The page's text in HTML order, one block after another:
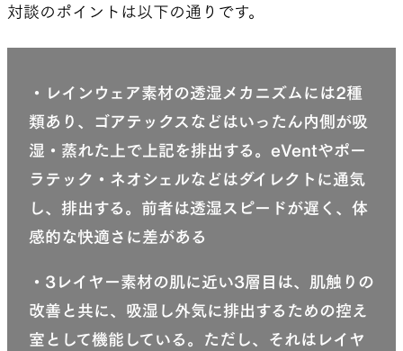
対談のポイントは以下の通りです。
・レインウェア素材の透湿メカニズムには2種
類あり、ゴアテックスなどはいったん内側が吸
湿・蒸れた上で上記を排出する。eVentやポー
ラテック・ネオシェルなどはダイレクトに通気
し、排出する。前者は透湿スピードが遅く、体
感的な快適さに差がある
・3レイヤー素材の肌に近い3層目は、肌触りの
改善と共に、吸湿し外気に排出するための控え
室として機能している。ただし、それはレイヤ